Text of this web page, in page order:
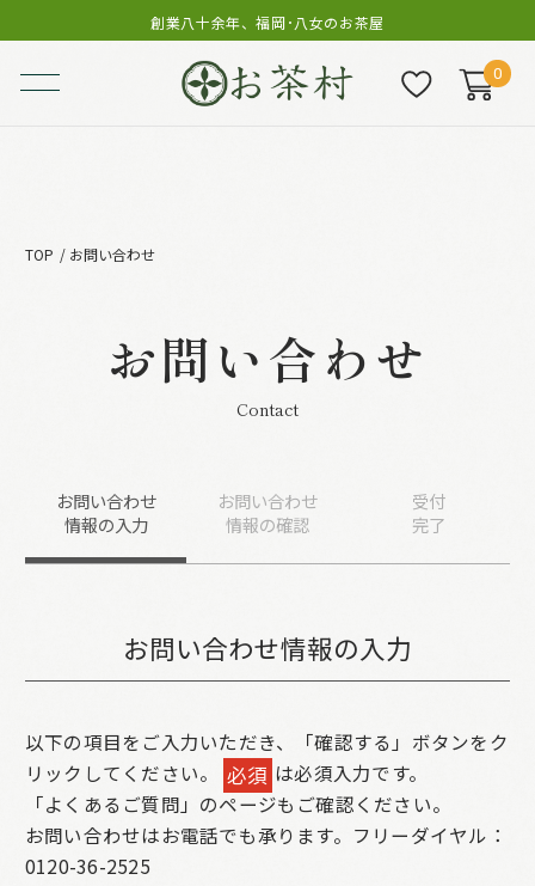
創業八十余年、福岡･八女のお茶屋
0
TOP お問い合わせ
お問い合わせ
Contact
お問い合わせ
情報の入力
お問い合わせ
情報の確認
受付
完了
お問い合わせ情報の入力
以下の項目をご入力いただき、「確認する」ボタンをク
リックしてください。
必須 は必須入力です。
「よくあるご質問」のページもご確認ください。
お問い合わせはお電話でも承ります。フリーダイヤル：
0120-36-2525